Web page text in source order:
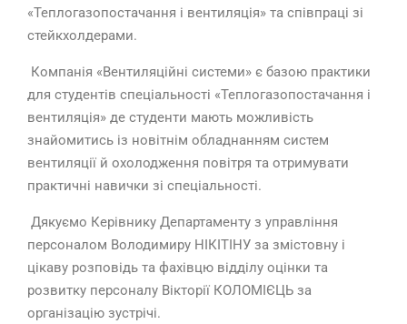
«Теплогазопостачання і вентиляція» та співпраці зі
стейкхолдерами.
Компанія «Вентиляційні системи» є базою практики
для студентів спеціальності «Теплогазопостачання і
вентиляція» де студенти мають можливість
знайомитись із новітнім обладнанням систем
вентиляції й охолодження повітря та отримувати
практичні навички зі спеціальності.
Дякуємо Керівнику Департаменту з управління
персоналом Володимиру НІКІТІНУ за змістовну і
цікаву розповідь та фахівцю відділу оцінки та
розвитку персоналу Вікторії КОЛОМІЄЦЬ за
організацію зустрічі.